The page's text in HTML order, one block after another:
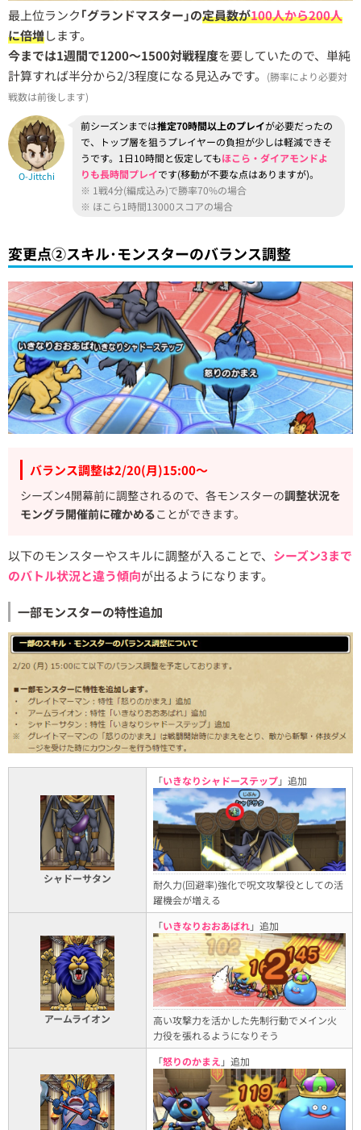
最上位ランク｢グランドマスター｣の定員数が100人から200人
に倍増します。
今までは1週間で1200～1500対戦程度を要していたので、単純
計算すれば半分から2/3程度になる見込みです。 (勝率により必要対
戦数は前後します)
O-Jittchi
前シーズンまでは推定70時間以上のプレイが必要だったの
で、トップ層を狙うプレイヤーの負担が少しは軽減できそ
うです。1日10時間と仮定してもほこら・ダイアモンドよ
りも長時間プレイです(移動が不要な点はありますが)。
※ 1戦4分(編成込み)で勝率70%の場合
※ ほこら1時間13000スコアの場合
変更点②スキル･モンスターのバランス調整
バランス調整は2/20(月)15:00～
シーズン4開幕前に調整されるので、各モンスターの調整状況を
モングラ開催前に確かめることができます。
以下のモンスターやスキルに調整が入ることで、 シーズン3まで
のバトル状況と違う傾向が出るようになります。
一部モンスターの特性追加
シャドーサタン
「いきなりシャドーステップ」追加
耐久力(回避率)強化で呪文攻撃役としての活
躍機会が増える
アームライオン
「いきなりおおあばれ」追加
高い攻撃力を活かした先制行動でメイン火
力役を張れるようになりそう
「怒りのかまえ 」追加